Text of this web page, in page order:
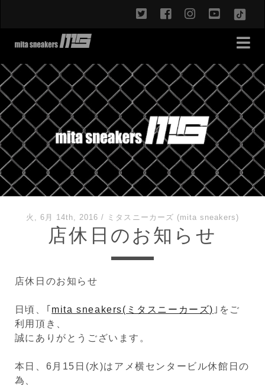
twitterfacebookinstagram
火, 6月 14th, 2016 / ミタスニーカーズ (mita sneakers)
店休日のお知らせ
店休日のお知らせ
日頃、｢ mita sneakers(ミタスニーカーズ) ｣をご
利用頂き、
誠にありがとうございます。
本日、6月15日(水)はアメ横センタービル休館日の
為、